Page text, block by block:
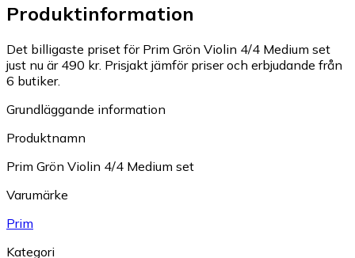
Produktinformation
Det billigaste priset för Prim Grön Violin 4/4 Medium set
just nu är 490 kr. Prisjakt jämför priser och erbjudande från
6 butiker.
Grundläggande information
Produktnamn
Prim Grön Violin 4/4 Medium set
Varumärke
Prim
Kategori